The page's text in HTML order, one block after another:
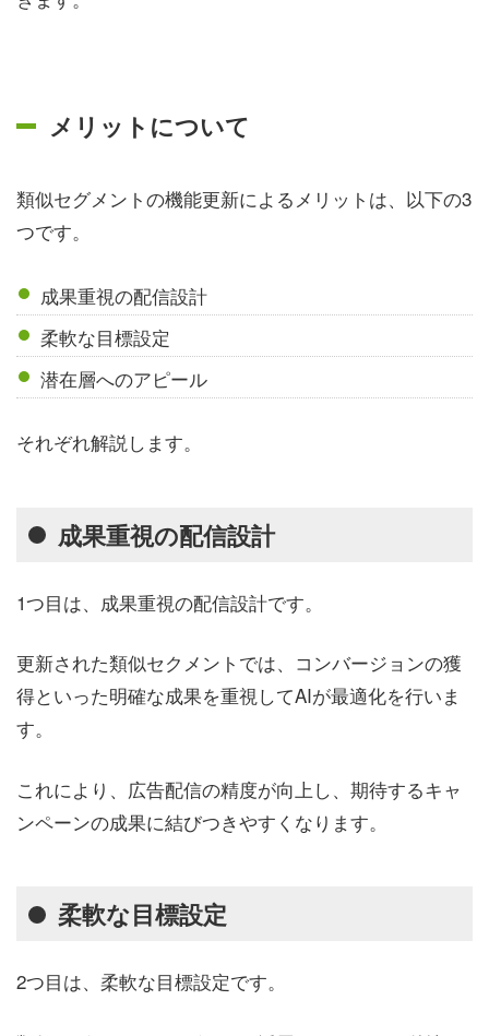
メリットについて
類似セグメントの機能更新によるメリットは、以下の3
つです。
成果重視の配信設計
柔軟な目標設定
潜在層へのアピール
それぞれ解説します。
成果重視の配信設計
1つ目は、成果重視の配信設計です。
更新された類似セクメントでは、コンバージョンの獲
得といった明確な成果を重視してAIが最適化を行いま
す。
これにより、広告配信の精度が向上し、期待するキャ
ンペーンの成果に結びつきやすくなります。
柔軟な目標設定
2つ目は、柔軟な目標設定です。